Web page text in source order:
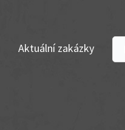
Aktuální zakázky